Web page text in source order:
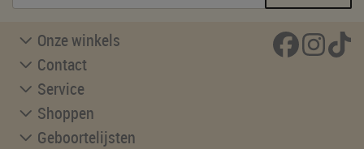
Onze winkels
Contact
Service
Shoppen
Geboortelijsten